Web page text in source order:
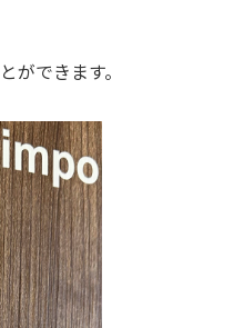
ができます。